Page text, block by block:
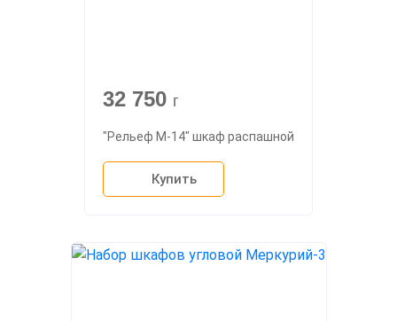
32 750 г
"Рельеф М-14" шкаф распашной
Купить